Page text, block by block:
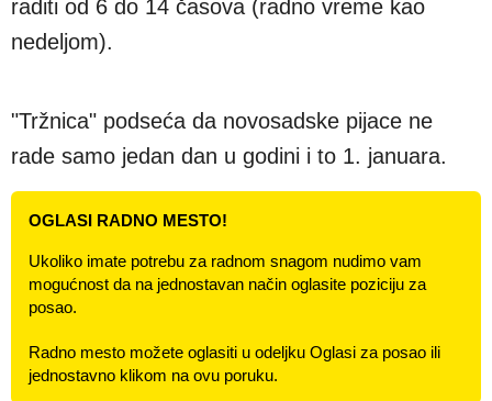
raditi od 6 do 14 časova (radno vreme kao
nedeljom).
"Tržnica" podseća da novosadske pijace ne
rade samo jedan dan u godini i to 1. januara.
OGLASI RADNO MESTO!
Ukoliko imate potrebu za radnom snagom nudimo vam
mogućnost da na jednostavan način oglasite poziciju za
posao.
Radno mesto možete oglasiti u odeljku Oglasi za posao ili
jednostavno klikom na ovu poruku.